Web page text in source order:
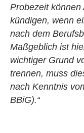
Pro­be­zeit
kün­di­gen, wenn
nach dem
Ma­ß­geb­lich ist
wich­ti­ger Grund
tren­nen, muss
nach Kennt­nis
BBiG).“